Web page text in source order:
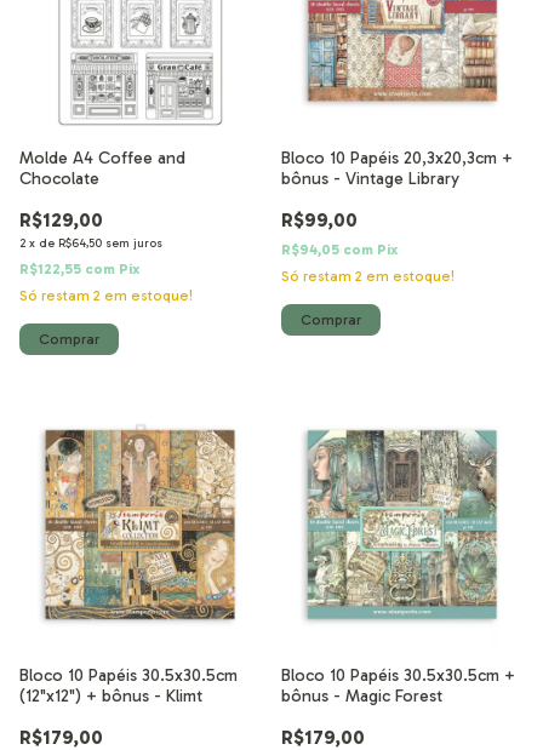
Molde A4 Coffee and
Chocolate
R$129,00
2 x de R$64,50 sem juros
R$122,55 com Pix
Só restam 2 em estoque!
Bloco 10 Papéis 20,3x20,3cm +
bônus - Vintage Library
R$99,00
R$94,05 com Pix
Só restam 2 em estoque!
Bloco 10 Papéis 30.5x30.5cm
(12"x12") + bônus - Klimt
R$179,00
Bloco 10 Papéis 30.5x30.5cm +
bônus - Magic Forest
R$179,00